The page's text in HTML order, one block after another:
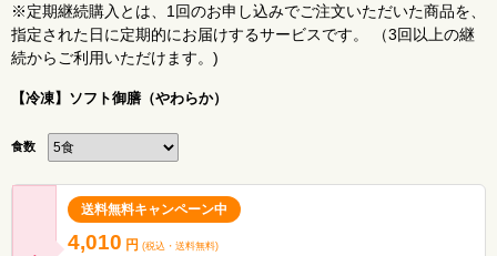
※定期継続購入とは、1回のお申し込みでご注文いただいた商品を、
指定された日に定期的にお届けするサービスです。 （3回以上の継
続からご利用いただけます。)
【冷凍】ソフト御膳（やわらか）
食数
送料無料キャンペーン中
4,010 円 (税込・ 送料無料)